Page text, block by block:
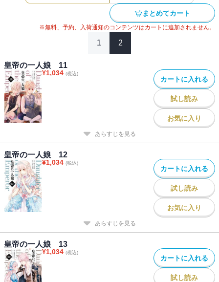
まとめてカート
※無料、予約、入荷通知のコンテンツはカートに追加されません。
1 2
皇帝の一人娘 11
¥1,034 (税込)
カートに入れる
試し読み
お気に入り
あらすじを見る
皇帝の一人娘 12
¥1,034 (税込)
カートに入れる
試し読み
お気に入り
あらすじを見る
皇帝の一人娘 13
¥1,034 (税込)
カートに入れる
試し読み